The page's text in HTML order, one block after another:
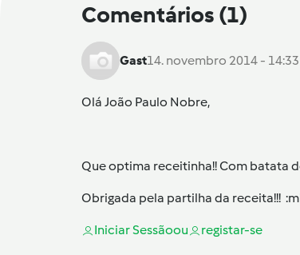
Comentários (1)
Gast14. novembro 2014 - 14:33
Olá João Paulo Nobre,
Que optima receitinha!! Com batata
Obrigada pela partilha da receita!!!
Iniciar Sessãoou registar-se